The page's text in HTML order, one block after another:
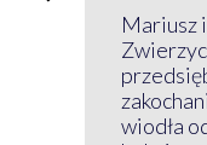
Mariusz
wiodła